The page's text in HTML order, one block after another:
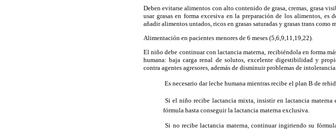
Deben evitarse alimentos con alto contenido de grasa, cremas, grasa
usar grasas en forma excesiva en la preparación de los alimentos,
añadir alimentos untados, ricos en grasas saturadas y grasas trans como
Alimentación en pacientes menores de 6 meses (5,6,9,11,19,22).
El niño debe continuar con lactancia materna, recibiéndola en forma
humana: baja carga renal de solutos, excelente digestibilidad y
contra agentes agresores, además de disminuir problemas de
 Es necesario dar leche humana mientras recibe el plan B de
 Si el niño recibe lactancia mixta, insistir en lactancia
fórmula hasta conseguir la lactancia materna exclusiva.
 Si no recibe lactancia materna, continuar ingiriendo su